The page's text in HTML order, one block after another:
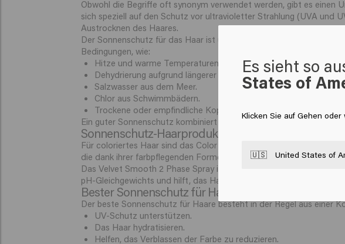
Obwohl die Begriffe oft synonym verwendet werden, gibt es
sich speziell auf den Schutz vor ultravioletter Strahlung (UVA und
Austrocknen des Haares.
Der Sonnenschutz für das Haar ist umfassender. Er umfasst nicht
Bedingungen, wie:
Hitze und warme Temperaturen.
Dehydrierung aufgrund längerer Sonneneinstrahlung.
Salzwasser aus dem Meer.
Chlor aus Schwimmbädern.
Trockene oder empfindliche Kopfhaut.
Ein guter Sonnenschutz kombiniert daher idealerweise Pflege,
Sonnenschutz-Haarprodukte
Für coloriertes Haar sind das Color Brillianz Shampoo, der Color
die dank ihrer farbpflegenden Formel und UV-Farbschutz dazu
Das Velvet Smooth 2 Phase Spray ist ebenfalls eine gute Wahl.
pH-Gleichgewichts und hilft, das Haar bei Hitze und Trockenheit
Bester Sonnenschutz für Haare: Worauf ist zu achten?
Der beste Sonnenschutz für Haare besteht in der Regel aus einer
UV-Schutz unterstützen.
Das Haar hydratisieren.
Helfen, das Verblassen der Farbe zu reduzieren.
Es sieht so
States of
Klicken Sie auf Gehen
🇺🇸 United States of